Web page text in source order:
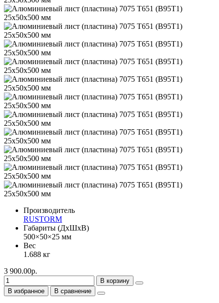
Производитель
RUSTORM
Габариты (ДхШхВ)
500×50×25 мм
Вес
1.688 кг
3 900.00р.
В корзину
В избранное
В сравнение